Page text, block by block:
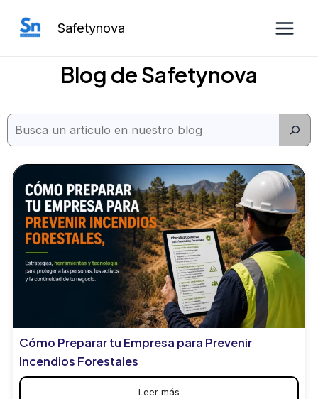
Safetynova
Blog de Safetynova
Buscar
Cómo Preparar tu Empresa para Prevenir
Incendios Forestales
Leer más